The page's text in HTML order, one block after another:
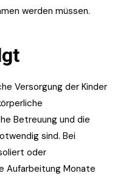
werden müssen.
Versorgung der Kinder
Betreuung und die
sind. Bei
oder
Aufarbeitung Monate